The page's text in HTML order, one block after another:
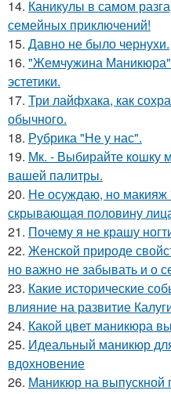
14. Каникулы в самом
семейных приключений!
15. Давно не было чернухи.
16. "Жемчужина
эстетики.
17. Три лайфхака, как
обычного.
18. Рубрика "Не у нас".
19. Мк. - Выбирайте кошку
вашей палитры.
20. Не осуждаю, но
скрывающая половину
21. Почему я не крашу
22. Женской природе
но важно не забывать и о
23. Какие исторические
влияние на развитие
24. Какой цвет маникюра
25. Идеальный маникюр
вдохновение
26. Маникюр на выпускной